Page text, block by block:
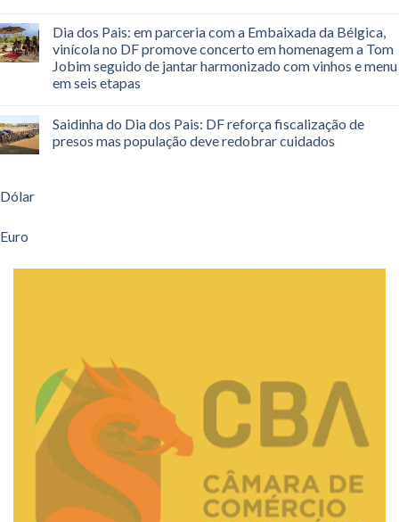
Dia dos Pais: em parceria com a Embaixada da Bélgica,
vinícola no DF promove concerto em homenagem a Tom
Jobim seguido de jantar harmonizado com vinhos e menu
em seis etapas
Saidinha do Dia dos Pais: DF reforça fiscalização de
presos mas população deve redobrar cuidados
Dólar
Euro